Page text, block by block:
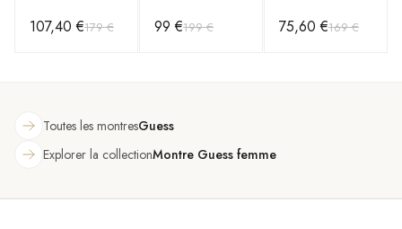
bracelet acier or
107,40 €179 €
Glitter Burst Acier
99 €199 €
Acier Rose Gold
75,60 €169 €
Toutes les montresGuess
Explorer la collectionMontre Guess femme